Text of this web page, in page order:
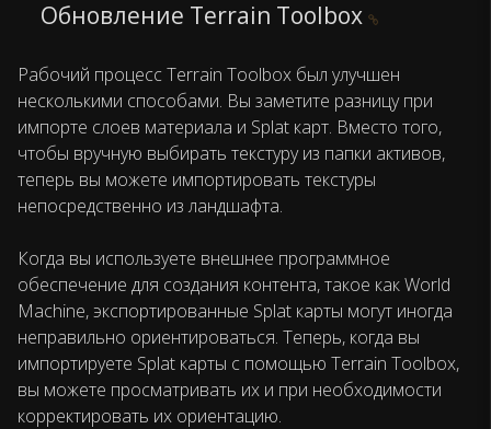
Обновление Terrain Toolbox
Рабочий процесс Terrain Toolbox был улучшен
несколькими способами. Вы заметите разницу при
импорте слоев материала и Splat карт. Вместо того,
чтобы вручную выбирать текстуру из папки активов,
теперь вы можете импортировать текстуры
непосредственно из ландшафта.
Когда вы используете внешнее программное
обеспечение для создания контента, такое как World
Machine, экспортированные Splat карты могут иногда
неправильно ориентироваться. Теперь, когда вы
импортируете Splat карты с помощью Terrain Toolbox,
вы можете просматривать их и при необходимости
корректировать их ориентацию.